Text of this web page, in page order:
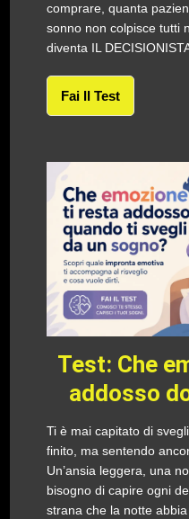
comprare, quanta
sonno non colpisce tutti
diventa IL
Fai Il Test
Test: Che
addosso
Ti è mai capitato di
finito, ma sentendo
Un’ansia leggera, una
bisogno di capire ogni
strana che la notte